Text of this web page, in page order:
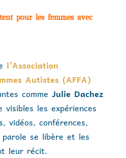
pour les femmes avec
l’Association
Autistes (AFFA)
comme Julie Dachez
les expériences
vidéos, conférences,
se libère et les
leur récit.